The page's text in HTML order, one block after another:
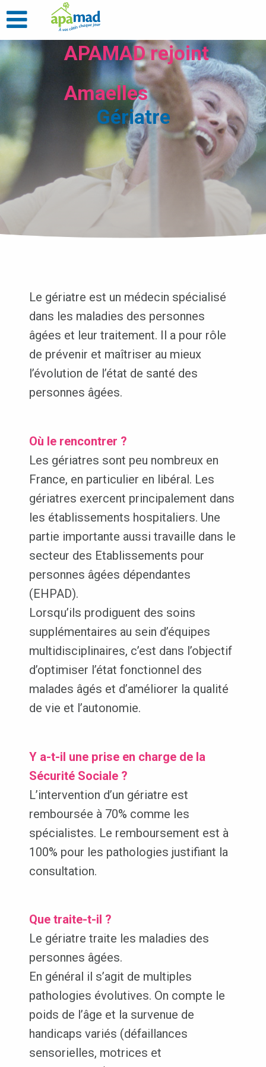
APAMAD rejoint
Amaelles
Gériatre
Le gériatre est un médecin spécialisé
dans les maladies des personnes
âgées et leur traitement. Il a pour rôle
de prévenir et maîtriser au mieux
l’évolution de l’état de santé des
personnes âgées.
Où le rencontrer ?
Les gériatres sont peu nombreux en
France, en particulier en libéral. Les
gériatres exercent principalement dans
les établissements hospitaliers. Une
partie importante aussi travaille dans le
secteur des Etablissements pour
personnes âgées dépendantes
(EHPAD).
Lorsqu’ils prodiguent des soins
supplémentaires au sein d’équipes
multidisciplinaires, c’est dans l’objectif
d’optimiser l’état fonctionnel des
malades âgés et d’améliorer la qualité
de vie et l’autonomie.
Y a-t-il une prise en charge de la
Sécurité Sociale ?
L’intervention d’un gériatre est
remboursée à 70% comme les
spécialistes. Le remboursement est à
100% pour les pathologies justifiant la
consultation.
Que traite-t-il ?
Le gériatre traite les maladies des
personnes âgées.
En général il s’agit de multiples
pathologies évolutives. On compte le
poids de l’âge et la survenue de
handicaps variés (défaillances
sensorielles, motrices et